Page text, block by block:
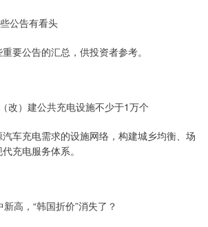
公告有看头
要公告的汇总，供投资者参考。
改）建公共充电设施不少于1万个
车充电需求的设施网络，构建城乡均衡、场
充电服务体系。
高，“韩国折价”消失了？